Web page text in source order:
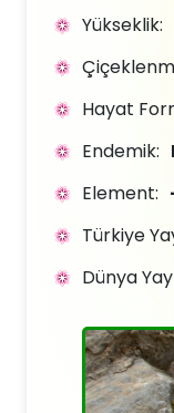
Yükseklik:
Hayat
Endemik:
Element:
Türkiye
Dünya